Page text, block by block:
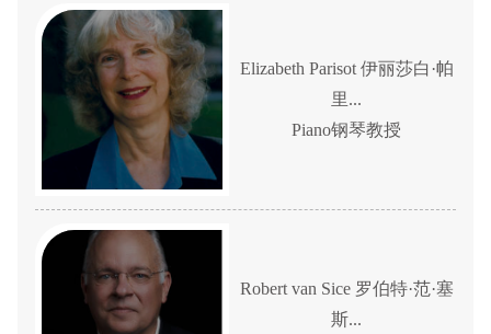
Elizabeth Parisot 伊丽莎白·帕
里...
Piano钢琴教授
Robert van Sice 罗伯特·范·塞
斯...